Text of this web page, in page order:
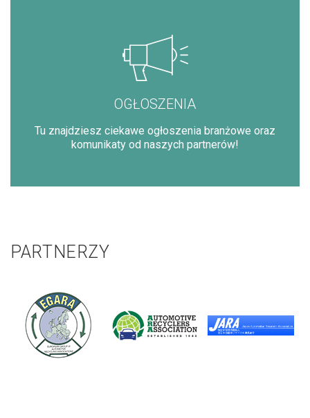
OGŁOSZENIA
Tu znajdziesz ciekawe ogłoszenia branżowe oraz
komunikaty od naszych partnerów!
PARTNERZY